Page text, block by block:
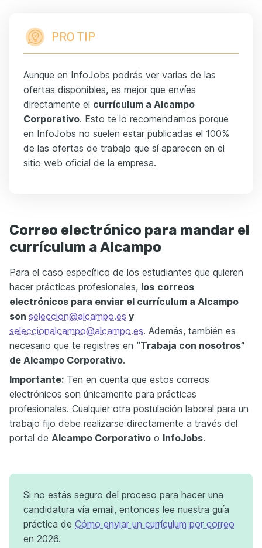
PRO TIP
Aunque en InfoJobs podrás ver varias de las
ofertas disponibles, es mejor que envíes
directamente el currículum a Alcampo
Corporativo. Esto te lo recomendamos porque
en InfoJobs no suelen estar publicadas el 100%
de las ofertas de trabajo que sí aparecen en el
sitio web oficial de la empresa.
Correo electrónico para mandar el
currículum a Alcampo
Para el caso específico de los estudiantes que quieren
hacer prácticas profesionales, los correos
electrónicos para enviar el currículum a Alcampo
son seleccion@alcampo.es y
seleccionalcampo@alcampo.es. Además, también es
necesario que te registres en “Trabaja con nosotros”
de Alcampo Corporativo.
Importante: Ten en cuenta que estos correos
electrónicos son únicamente para prácticas
profesionales. Cualquier otra postulación laboral para un
trabajo fijo debe realizarse directamente a través del
portal de Alcampo Corporativo o InfoJobs.
Si no estás seguro del proceso para hacer una
candidatura vía email, entonces lee nuestra guía
práctica de Cómo enviar un currículum por correo
en 2026.